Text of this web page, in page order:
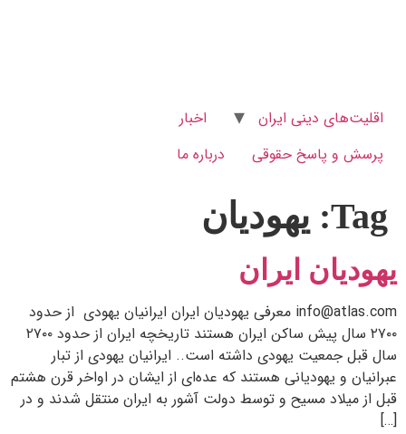
اقلیت‌های دینی ایران
اخبار
پرسش و پاسخ‌ حقوقی
درباره ما
Tag: یهودیان
یهودیان ایران
info@atlas.com معرفی یهودیان ایران ایرانیان یهودی از حدود
۲۷۰۰ سال پیش ساکن ایران هستند تاریخچه ایران از حدود ۲۷۰۰
سال قبل جمعیت یهودی داشته است.. ایرانیان یهودی از تبار
عبرانیان و یهودیانی هستند که عده‌ای از ایشان در اواخر قرن هشتم
قبل از میلاد مسیح و توسط دولت آشور به ایران منتقل شدند و در
[…]